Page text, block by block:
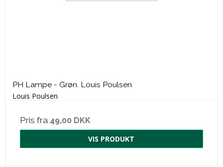
PH Lampe - Grøn. Louis Poulsen
Louis Poulsen
Pris fra 49,00 DKK
VIS PRODUKT